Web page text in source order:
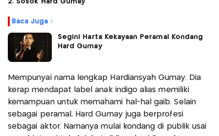
Baca Juga :
Segini Harta Kekayaan Peramal Kondang
Hard Gumay
Mempunyai nama lengkap Hardiansyah Gumay. Dia
kerap mendapat label anak indigo alias memiliki
kemampuan untuk memahami hal-hal gaib. Selain
sebagai peramal, Hard Gumay juga berprofesi
sebagai aktor. Namanya mulai kondang di publik usai